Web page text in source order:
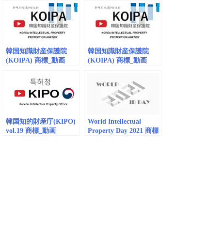
(embedded/playlist) K-
브랜드 보호 민·관 협의
회 공동 릴레이 캠페인
식재산 보호 SONG!
韓国知識財産保護院
(KOIPA) 商標_動画
지식재산보호원
韓国知識財産保護院
(KOIPA) 商標_動画
韓国知的財産庁(KIPO)
vol.19 商標_動画
World Intellectual
Property Day 2021 商標